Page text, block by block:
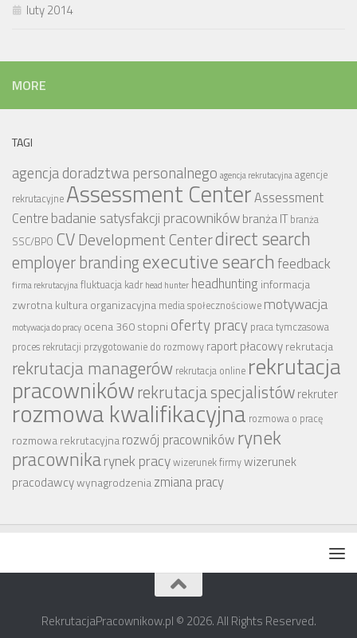
luty 2014
MORE
TAGI
agencja doradztwa personalnego agencja rekrutacyjnaagencje
rekrutacyjne Assessment CenterAssessment
Centre badanie satysfakcji pracownikówbranża IT branża
SSC/BPO CV Development Centerdirect search
employer brandingexecutive searchfeedback
firma rekrutacyjnafluktuacja kadr head hunter headhunting informacja
zwrotnakultura organizacyjna media społecznościowe motywacja
motywacja do pracy ocena 360 stopni oferty pracy praca tymczasowa
proces rekrutacji przygotowanie do rozmowy raport płacowyrekrutacja
rekrutacja managerów rekrutacja online rekrutacja
pracownikówrekrutacja specjalistówrekruter
rozmowa kwalifikacyjna rozmowa o pracę
rozmowa rekrutacyjnarozwój pracowników rynek
pracownikarynek pracywizerunek firmywizerunek
pracodawcywynagrodzeniazmiana pracy
RekrutacjaPracownikow.pl © 2026. All Rights Reserved.